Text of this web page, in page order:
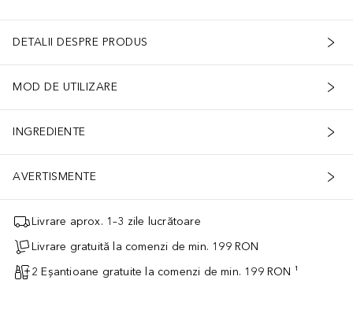
DETALII DESPRE PRODUS
MOD DE UTILIZARE
INGREDIENTE
AVERTISMENTE
Livrare aprox. 1–3 zile lucrătoare
Livrare gratuită la comenzi de min. 199 RON
2 Eșantioane gratuite la comenzi de min. 199 RON ¹